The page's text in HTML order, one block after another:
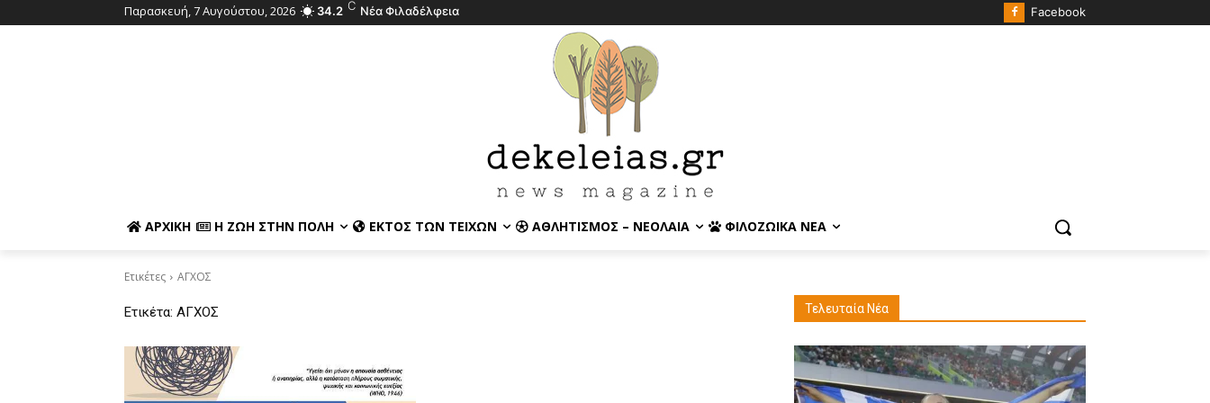
Παρασκευή, 7 Αυγούστου, 2026 34.2 C Νέα Φιλαδέλφεια Facebook
ΑΡΧΙΚΉ Η ΖΩΉ ΣΤΗΝ ΠΌΛΗ ΕΚΤΌΣ ΤΩΝ ΤΕΙΧΏΝ ΑΘΛΗΤΙΣΜΌΣ – ΝΕΟΛΑΊΑ ΦΙΛΟΖΩΙΚΆ ΝΈΑ
Ετικέτες ΑΓΧΟΣ
Ετικέτα: ΑΓΧΟΣ Τελευταία Νέα